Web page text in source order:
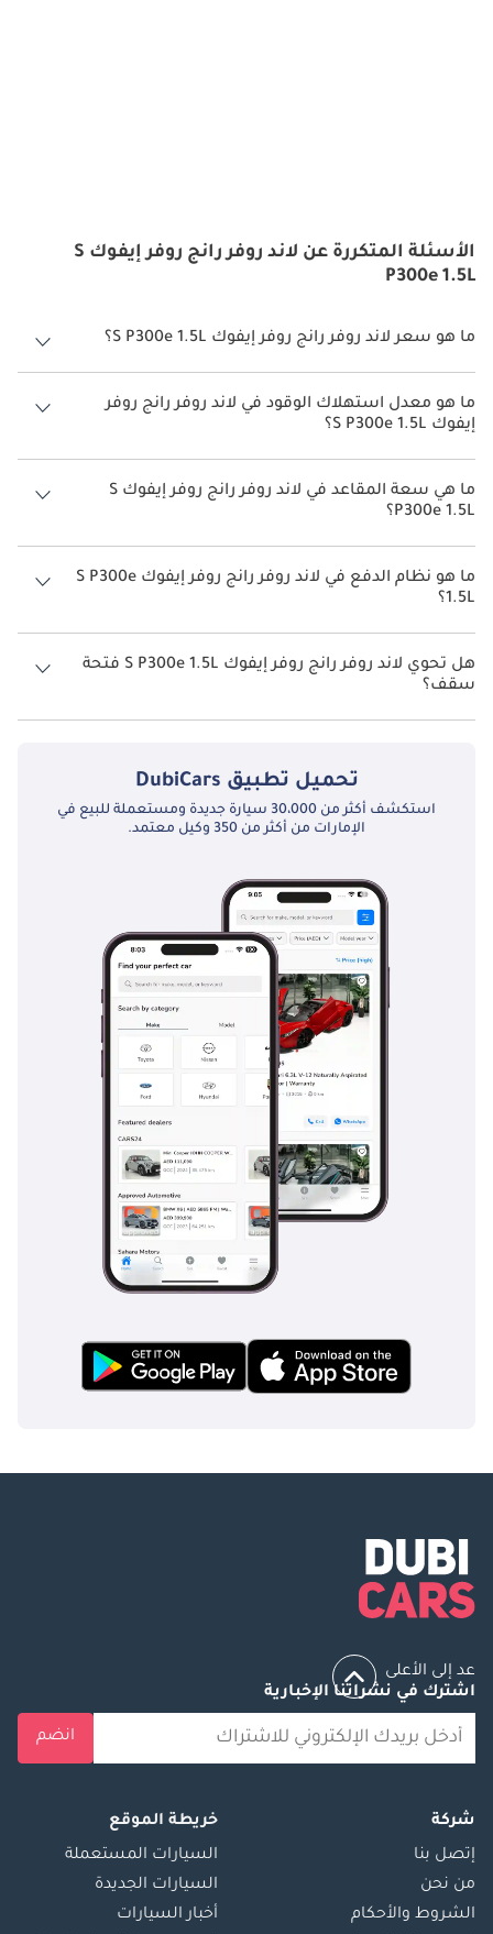
الأسئلة المتكررة عن لاند روفر رانج روفر إيفوك S
P300e 1.5L
ما هو سعر لاند روفر رانج روفر إيفوك S P300e 1.5L؟
سعر لاند روفر رانج روفر إيفوك S P300e 1.5L هو درهم 263,005.
ما هو معدل استهلاك الوقود في لاند روفر رانج روفر
إيفوك S P300e 1.5L؟
يبلغ معدل استهلاك الوقود المقترح من الشركة المصنعة لسيارة لاند روفر
رانج روفر إيفوك 2026 من 7 كم/ليتر - 14 كم/ليتر.
ما هي سعة المقاعد في لاند روفر رانج روفر إيفوك S
P300e 1.5L؟
تتسع لاند روفر رانج روفر إيفوك S P300e 1.5L لأ 5 أشخاص.
ما هو نظام الدفع في لاند روفر رانج روفر إيفوك S P300e
1.5L؟
نظام الدفع في لاند روفر رانج روفر إيفوك All Wheel Drive S P300e 1.5L.
هل تحوي لاند روفر رانج روفر إيفوك S P300e 1.5L فتحة
سقف؟
نعم توفر لاند روفر رانج روفر إيفوك S P300e 1.5L فتحة السقف كخيار.
تحميل تطبيق DubiCars
استكشف أكثر من 30،000 سيارة جديدة ومستعملة للبيع في
الإمارات من أكثر من 350 وكيل معتمد.
عد إلى الأعلى
اشترك في نشراتنا الإخبارية
انضم
شركة
إتصل بنا
من نحن
الشروط والأحكام
خريطة الموقع
السيارات المستعملة
السيارات الجديدة
أخبار السيارات